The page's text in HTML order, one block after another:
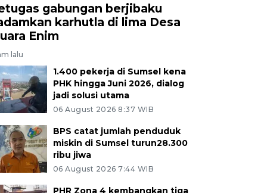
gabungan berjibaku
karhutla di lima Desa
Enim
lalu
1.400 pekerja di Sumsel kena
PHK hingga Juni 2026, dialog
jadi solusi utama
06 August 2026 8:37 WIB
BPS catat jumlah penduduk
miskin di Sumsel turun28.300
ribu jiwa
06 August 2026 7:44 WIB
PHR Zona 4 kembangkan tiga